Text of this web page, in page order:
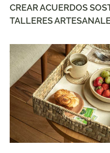
CREAR ACUERDOS
TALLERES